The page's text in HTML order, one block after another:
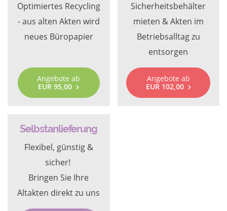
Optimiertes Recycling
- aus alten Akten wird
neues Büropapier
Angebote ab
EUR 95,00
Sicherheitsbehälter
mieten & Akten im
Betriebsalltag zu
entsorgen
Angebote ab
EUR 102,00
Selbstanlieferung
Flexibel, günstig &
sicher!
Bringen Sie Ihre
Altakten direkt zu uns